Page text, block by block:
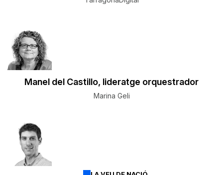
Manel del Castillo, lideratge orquestrador
Marina Geli